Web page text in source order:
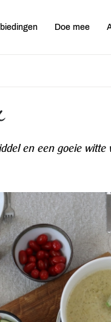
Doe mee
en een goeie